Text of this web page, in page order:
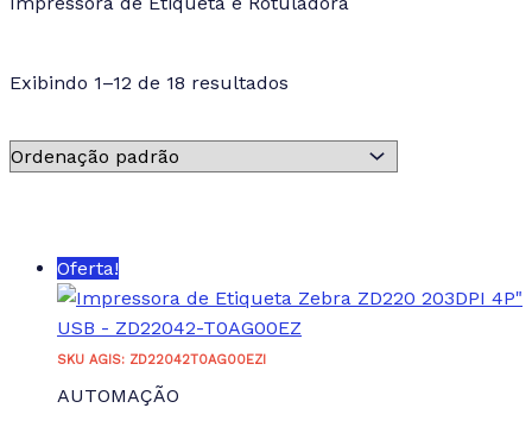
s
Pesquisa de texto
Atributo "Fabricante" de produto
REDEFINIR
Exibindo 1–12 de 18 resultados
Oferta!
SKU AGIS: ZD22042T0AG00EZI
AUTOMAÇÃO